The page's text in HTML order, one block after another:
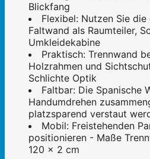
Blickfang
Flexibel: Nutzen Sie
Faltwand als Raumteiler,
Umkleidekabine
Praktisch: Trennwand
Holzrahmen und
Schlichte Optik
Faltbar: Die Spanische
Handumdrehen
platzsparend verstaut
Mobil: Freistehenden
positionieren - Maße
120 x 2 cm